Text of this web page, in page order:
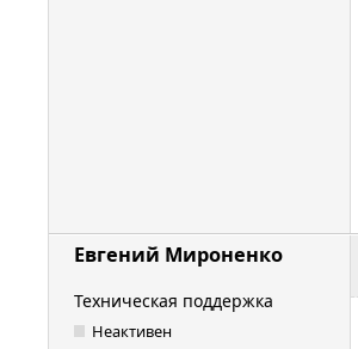
Евгений Мироненко
Техническая поддержка
Неактивен